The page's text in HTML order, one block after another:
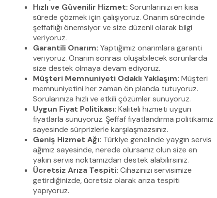
Hızlı ve Güvenilir Hizmet: Sorunlarınızı en kısa
sürede çözmek için çalışıyoruz. Onarım sürecinde
şeffaflığı önemsiyor ve size düzenli olarak bilgi
veriyoruz.
Garantili Onarım: Yaptığımız onarımlara garanti
veriyoruz. Onarım sonrası oluşabilecek sorunlarda
size destek olmaya devam ediyoruz.
Müşteri Memnuniyeti Odaklı Yaklaşım: Müşteri
memnuniyetini her zaman ön planda tutuyoruz.
Sorularınıza hızlı ve etkili çözümler sunuyoruz.
Uygun Fiyat Politikası: Kaliteli hizmeti uygun
fiyatlarla sunuyoruz. Şeffaf fiyatlandırma politikamız
sayesinde sürprizlerle karşılaşmazsınız.
Geniş Hizmet Ağı: Türkiye genelinde yaygın servis
ağımız sayesinde, nerede olursanız olun size en
yakın servis noktamızdan destek alabilirsiniz.
Ücretsiz Arıza Tespiti: Cihazınızı servisimize
getirdiğinizde, ücretsiz olarak arıza tespiti
yapıyoruz.